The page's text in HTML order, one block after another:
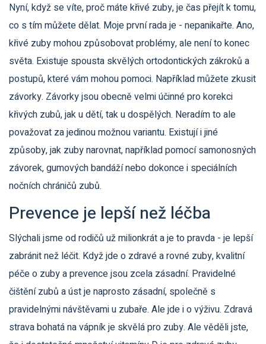
Nyní, když se víte, proč máte křivé zuby, je čas přejít k tomu,
co s tím můžete dělat. Moje první rada je - nepanikařte. Ano,
křivé zuby mohou způsobovat problémy, ale není to konec
světa. Existuje spousta skvělých ortodontických zákroků a
postupů, které vám mohou pomoci. Například můžete zkusit
závorky. Závorky jsou obecně velmi účinné pro korekci
křivých zubů, jak u dětí, tak u dospělých. Neradím to ale
považovat za jedinou možnou variantu. Existují i jiné
způsoby, jak zuby narovnat, například pomocí samonosných
závorek, gumových bandáží nebo dokonce i speciálních
nočních chráničů zubů.
Prevence je lepší než léčba
Slýchali jsme od rodičů už milionkrát a je to pravda - je lepší
zabránit než léčit. Když jde o zdravé a rovné zuby, kvalitní
péče o zuby a prevence jsou zcela zásadní. Pravidelné
čištění zubů a úst je naprosto zásadní, společně s
pravidelnými návštěvami u zubaře. Ale jde i o výživu. Zdravá
strava bohatá na vápník je skvělá pro zuby. Ale věděli jste,